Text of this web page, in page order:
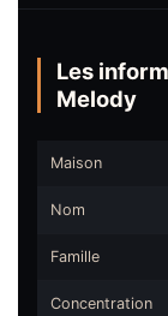
Les
Melody
Maison
Nom
Famille
Concentration